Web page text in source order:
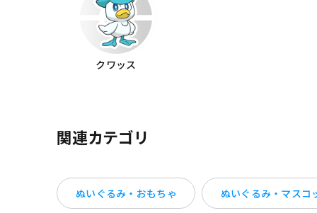
クワッス
関連カテゴリ
ぬいぐるみ・おもちゃ ぬいぐるみ・マスコ